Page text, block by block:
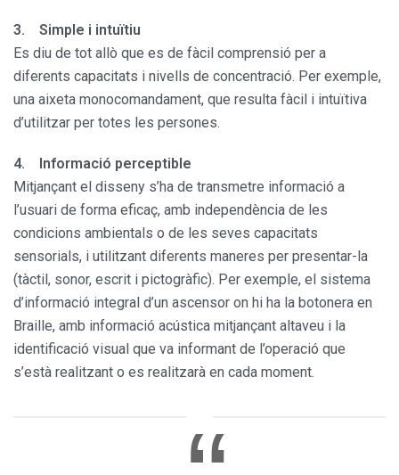
3. Simple i intuïtiu
Es diu de tot allò que es de fàcil comprensió per a
diferents capacitats i nivells de concentració. Per exemple,
una aixeta monocomandament, que resulta fàcil i intuïtiva
d’utilitzar per totes les persones.
4. Informació perceptible
Mitjançant el disseny s’ha de transmetre informació a
l’usuari de forma eficaç, amb independència de les
condicions ambientals o de les seves capacitats
sensorials, i utilitzant diferents maneres per presentar-la
(tàctil, sonor, escrit i pictogràfic). Per exemple, el sistema
d’informació integral d’un ascensor on hi ha la botonera en
Braille, amb informació acústica mitjançant altaveu i la
identificació visual que va informant de l’operació que
s’està realitzant o es realitzarà en cada moment.